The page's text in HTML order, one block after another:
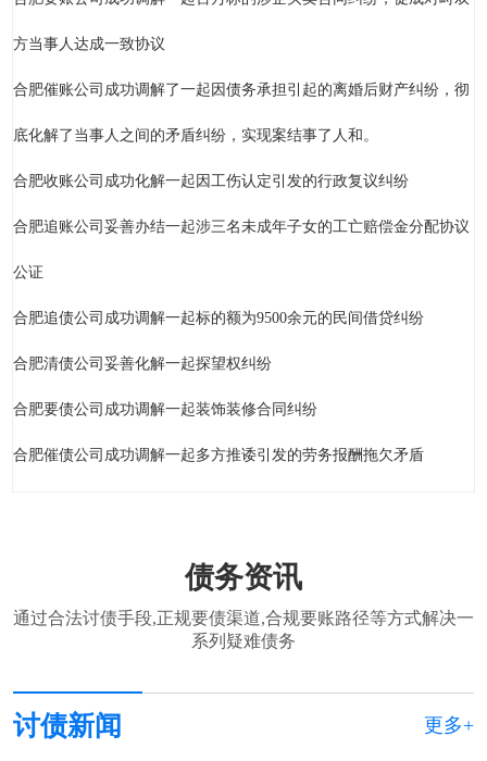
方当事人达成一致协议
合肥催账公司成功调解了一起因债务承担引起的离婚后财产纠纷，彻
底化解了当事人之间的矛盾纠纷，实现案结事了人和。
合肥收账公司成功化解一起因工伤认定引发的行政复议纠纷
合肥追账公司妥善办结一起涉三名未成年子女的工亡赔偿金分配协议
公证
合肥追债公司成功调解一起标的额为9500余元的民间借贷纠纷
合肥清债公司妥善化解一起探望权纠纷
合肥要债公司成功调解一起装饰装修合同纠纷
合肥催债公司成功调解一起多方推诿引发的劳务报酬拖欠矛盾
债务资讯
通过合法讨债手段,正规要债渠道,合规要账路径等方式解决一
系列疑难债务
讨债新闻 更多+